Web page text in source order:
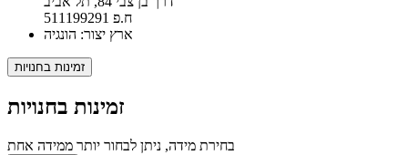
ח.פ 511199291
ארץ יצור: הונגיה
זמינות בחנויות
זמינות בחנויות
בחירת מידה, ניתן לבחור יותר ממידה אחת